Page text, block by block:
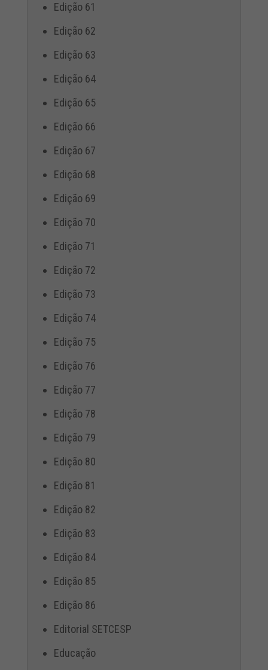
Edição 61
Edição 62
Edição 63
Edição 64
Edição 65
Edição 66
Edição 67
Edição 68
Edição 69
Edição 70
Edição 71
Edição 72
Edição 73
Edição 74
Edição 75
Edição 76
Edição 77
Edição 78
Edição 79
Edição 80
Edição 81
Edição 82
Edição 83
Edição 84
Edição 85
Edição 86
Editorial SETCESP
Educação